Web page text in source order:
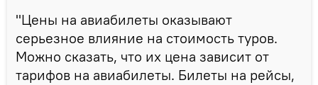
"Цены на авиабилеты оказывают
серьезное влияние на стоимость туров.
Можно сказать, что их цена зависит от
тарифов на авиабилеты. Билеты на рейсы,